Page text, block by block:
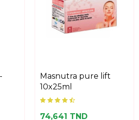
masnutra pure lift
10x25ml
74,641 TND